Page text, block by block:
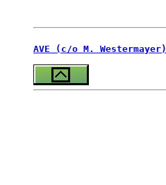
AVE (c/o M. Westermayer)